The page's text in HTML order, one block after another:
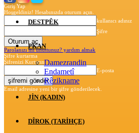
Giriş Yap
Hoşgeldiniz! Hesabınızda oturum açın.
kullanıcı adınız
Şifre
Parolanızı mı unuttunuz? yardım almak
Şifre kurtarma
Şifrenizi Kurtarın
E-posta
Email adresine yeni bir şifre gönderilecek.
DESTPÊK
PKAN
Damezrandin
Endametî
Rêzikname
JİN (KADIN)
DÎROK (TARİHÇE)